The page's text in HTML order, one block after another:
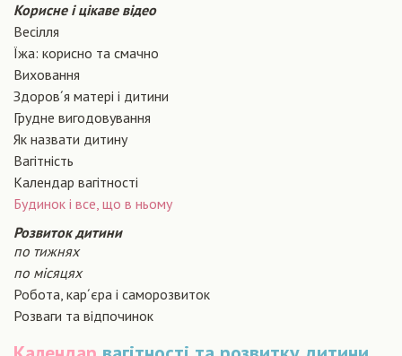
Корисне і цікаве відео
Весілля
Їжа: корисно та смачно
Виховання
Здоров´я матері і дитини
Грудне вигодовування
Як назвати дитину
Вагiтнiсть
Календар вагітності
Будинок і все, що в ньому
Розвиток дитини
по тижнях
по місяцях
Робота, кар´єра і саморозвиток
Розваги та відпочинок